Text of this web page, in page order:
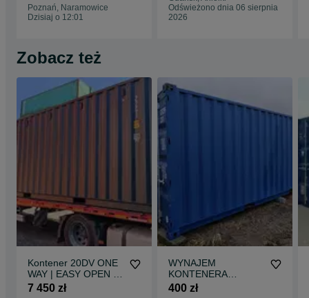
Poznań, Naramowice
Dzisiaj o 12:01
Odświeżono dnia 06 sierpnia
2026
Zobacz też
Kontener 20DV ONE
WAY | EASY OPEN |
Dostępny od ręki
7 450 zł
WYNAJEM
KONTENERA
Magazynowego /
400 zł